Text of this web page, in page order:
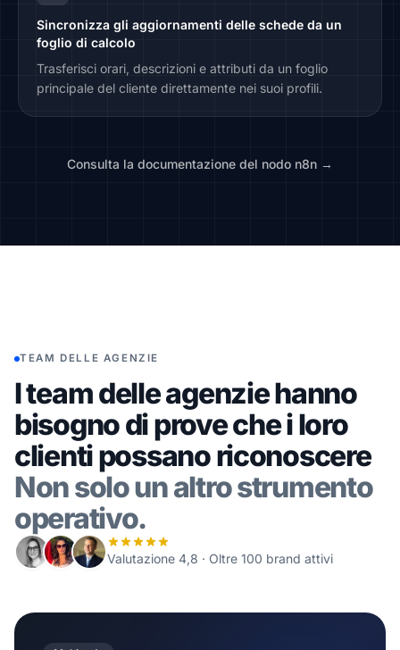
Sincronizza gli aggiornamenti delle schede da un
foglio di calcolo
Trasferisci orari, descrizioni e attributi da un foglio
principale del cliente direttamente nei suoi profili.
Consulta la documentazione del nodo n8n →
TEAM DELLE AGENZIE
I team delle agenzie hanno
bisogno di prove che i loro
clienti possano riconoscere
Non solo un altro strumento
operativo.
Valutazione 4,8 · Oltre 100 brand attivi